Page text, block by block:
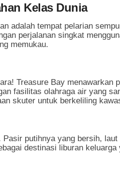
Kelas Dunia
adalah tempat pelarian
perjalanan singkat
memukau.
Treasure Bay menawarkan
fasilitas olahraga air yang
skuter untuk berkeliling
putihnya yang bersih, laut
destinasi liburan keluarga